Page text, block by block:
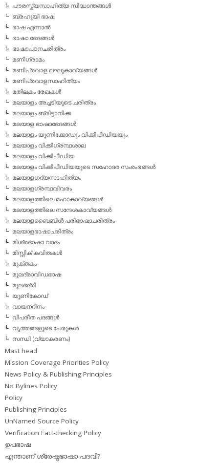
പൗരസ്ത്യസാഹിത്യ സിദ്ധാന്തങ്ങള്‍
ബ്രഹൂയി ഭാഷ
ഭാഷ എന്നാല്‍
ഭാഷാ ഭേദങ്ങള്‍
ഭാഷാപഠനചരിത്രം
മണിഗ്രാമം
മണിപ്രവാള ലഘുകാവ്യങ്ങള്‍
മണിപ്രവാളസാഹിത്യം
മതിലകം രേഖകള്‍
മലയാളം അച്ചടിയുടെ ചരിത്രം
മലയാളം ബ്രിട്ടാനിക്ക
മലയാള ഭാഷാഭേദങ്ങള്‍
മലയാളം യൂണിക്കോഡും വിക്കീപീഡിയയും
മലയാളം വിക്കിഗ്രന്ഥശാല
മലയാളം വിക്കിപീഡിയ
മലയാളം വിക്കീപീഡിയയുടെ സഹോദര സംരംഭങ്ങള്‍
മലയാളഗദ്യസാഹിത്യം
മലയാളഗ്രന്ഥവിവരം
മലയാളത്തിലെ മഹാകാവ്യങ്ങള്‍
മലയാളത്തിലെ സന്ദേശകാവ്യങ്ങള്‍
മലയാളബൈബിള്‍ പരിഭാഷാചരിത്രം
മലയാളഭാഷാചരിത്രം
മിശ്രഭാഷാ വാദം
മിസ്റ്റിക് കവിതകള്‍
മുക്തകം
മൂലദ്രാവിഡഭാഷ
മൂലഭദ്രി
യൂണികോഡ്
വായനദിനം
വിപരീത പദങ്ങള്‍
വൃത്തങ്ങളുടെ പേരുകള്‍
സന്ധി (വ്യാകരണം)
Mast head
Mission Coverage Priorities Policy
News Policy & Publishing Principles
No Bylines Policy
Policy
Publishing Principles
UnNamed Source Policy
Verification Fact-checking Policy
ഉപഭാഷ
എന്താണ് ശ്രേഷ്ഠഭാഷാ പദവി?